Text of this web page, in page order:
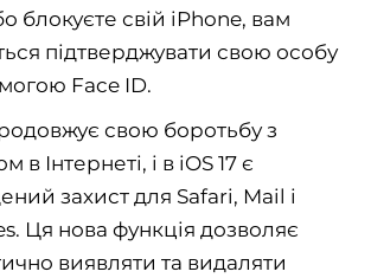
блокуєте свій iPhone, вам
підтверджувати свою особу
Face ID.
свою боротьбу з
в Інтернеті, і в iOS 17 є
захист для Safari, Mail і
Ця нова функція дозволяє
виявляти та видаляти